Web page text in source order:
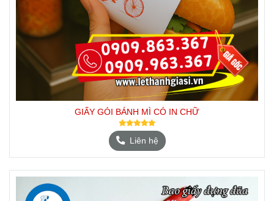
GIẤY GÓI BÁNH MÌ CÓ IN CHỮ
Liên hệ